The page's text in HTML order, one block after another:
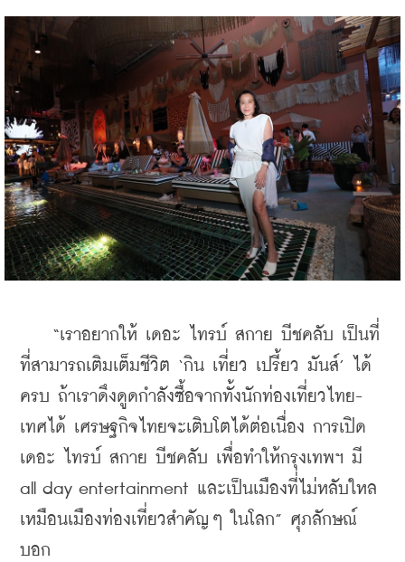
“เราอยากให้ เดอะ ไทรบ์ สกาย บีชคลับ เป็นที่
ที่สามารถเติมเต็มชีวิต ‘กิน เที่ยว เปรี้ยว มันส์’ ได้
ครบ ถ้าเราดึงดูดกำลังซื้อจากทั้งนักท่องเที่ยวไทย-
เทศได้ เศรษฐกิจไทยจะเติบโตได้ต่อเนื่อง การเปิด
เดอะ ไทรบ์ สกาย บีชคลับ เพื่อทำให้กรุงเทพฯ มี
all day entertainment และเป็นเมืองที่ไม่หลับใหล
เหมือนเมืองท่องเที่ยวสำคัญๆ ในโลก” ศุภลักษณ์
บอก